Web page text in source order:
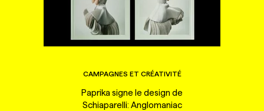
CAMPAGNES ET CRÉATIVITÉ
Paprika signe le design de
Schiaparelli: Anglomaniac